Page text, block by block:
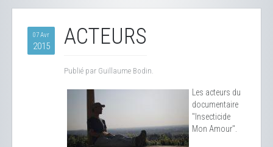
07 Avr
2015 ACTEURS
Publié par Guillaume Bodin.
Les acteurs du
documentaire
"Insecticide
Mon Amour".